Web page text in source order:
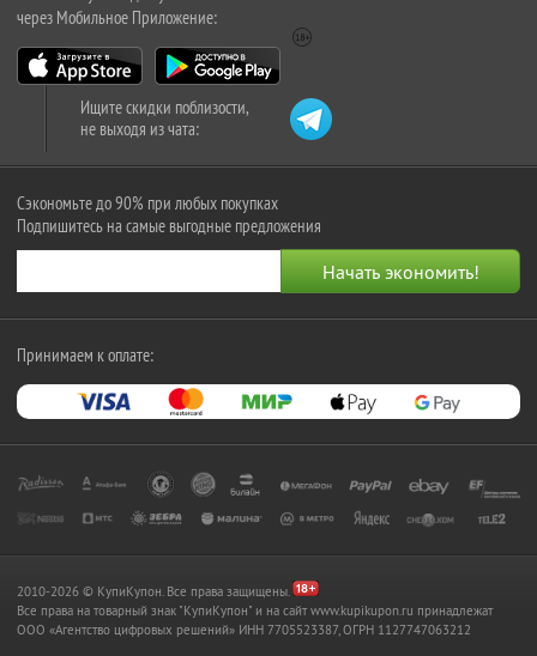
через Мобильное Приложение:
Ищите скидки поблизости,
не выходя из чата:
Сэкономьте до 90% при любых покупках
Подпишитесь на самые выгодные предложения
Принимаем к оплате:
2010-2026 © КупиКупон. Все права защищены.
Все права на товарный знак "КупиКупон" и на сайт www.kupikupon.ru принадлежат
OOO «Агентство цифровых решений» ИНН 7705523387, ОГРН 1127747063212